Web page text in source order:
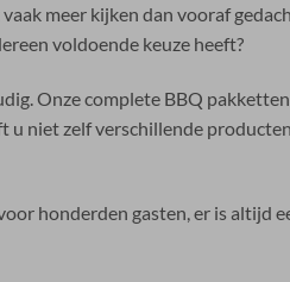
meer kijken dan vooraf
voldoende keuze heeft?
Onze complete BBQ
niet zelf verschillende
honderden gasten, er is altijd